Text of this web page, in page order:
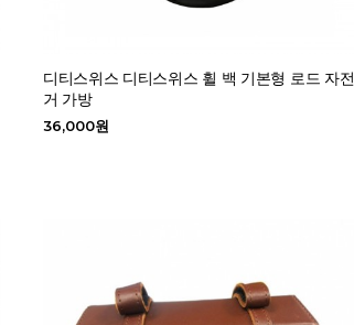
디티스위스 디티스위스 휠 백 기본형 로드 자전
거 가방
36,000원